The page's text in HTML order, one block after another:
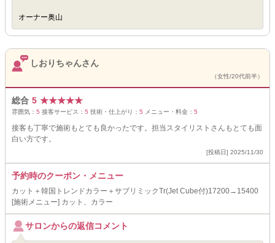
オーナー奥山
しおりちゃんさん
（女性/20代前半）
総合 5 ★★★★★
雰囲気： 5 接客サービス： 5 技術・仕上がり： 5 メニュー・料金： 5
接客も丁寧で施術もとても良かったです。担当スタイリストさんもとても面
白い方です。
[投稿日] 2025/11/30
予約時のクーポン・メニュー
カット＋韓国トレンドカラー＋サブリミックTr(Jet Cube付)17200→15400
[施術メニュー] カット、カラー
サロンからの返信コメント